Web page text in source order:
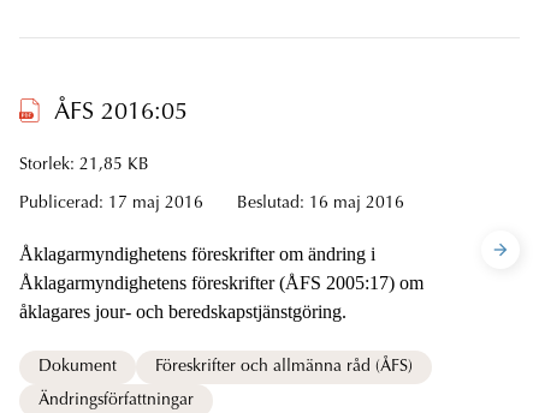
ÅFS 2016:05
Storlek: 21,85 KB
Publicerad: 17 maj 2016 Beslutad: 16 maj 2016
Åklagarmyndighetens föreskrifter om ändring i
Åklagarmyndighetens föreskrifter (ÅFS 2005:17) om
åklagares jour- och beredskapstjänstgöring.
Dokument
Föreskrifter och allmänna råd (ÅFS)
Ändringsförfattningar